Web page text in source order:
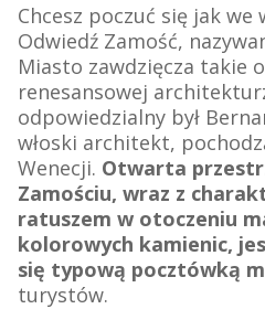
Chcesz poczuć się jak we
Odwiedź Zamość,
Miasto zawdzięcza takie
renesansowej
odpowiedzialny był
włoski architekt,
Wenecji. Otwarta
Zamościu, wraz z
ratuszem w otoczeniu
kolorowych kamienic,
się typową pocztówką
turystów.